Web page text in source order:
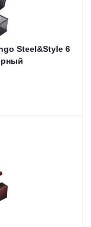
Steel&Style 6